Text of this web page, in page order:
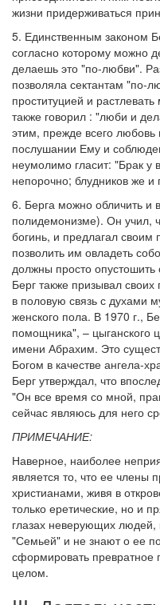
жизни придерживаться
5. Единственным законом
согласно которому можно
делаешь это "по-любви".
позволяла сектантам "по-
проституцией и
также говорил : "люби и
этим, прежде всего любовь
послушании Ему и
неумолимо гласит: "Брак у
непорочно; блудников же
6. Берга можно обличить и
полидемонизме). Он учил,
богинь, и предлагал своим
позволить им овладеть
должны просто опустошить
Берг также призывал
в половую связь с духами
женского пола. В 1970 г.,
помощника", – цыганского
имени Абрахим. Это
Богом в качестве ангела-
Берг утверждал, что
"Он все время со мной,
сейчас являюсь для него
ПРИМЕЧАНИЕ:
Наверное, наиболее
является то, что ее члены
христианами, живя в
только еретические, но и
глазах неверующих людей,
"Семьей" и не знают о ее
сформировать превратное
целом.